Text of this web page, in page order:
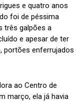
e quatro anos
foi de péssima
três galpões a
e apesar de ter
portões enferrujados
ao Centro de
março, ela já havia